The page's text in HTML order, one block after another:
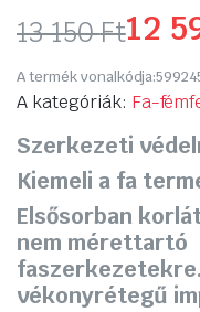
13 150Ft
Original
price
was:
13
150 Ft.
12
Current
price
is:
12
590 Ft.
A termék vonalkódja:
A kategóriák: Fa-
Szerkezeti
Kiemeli a fa
Elsősorban
nem mérettartó
faszerkezetekre.
vékonyrétegű